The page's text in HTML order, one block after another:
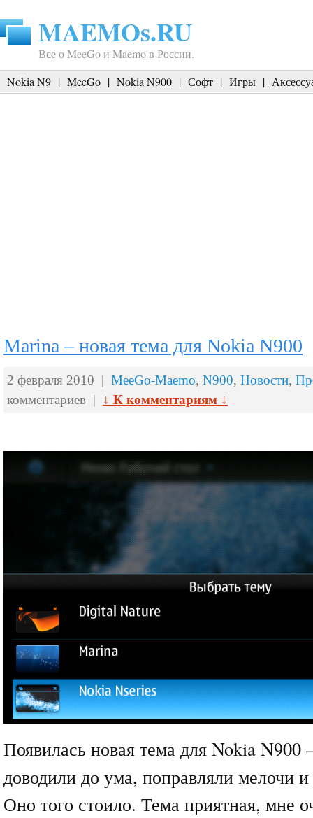
MAEMOs.RU
Все о MeeGo и Maemo в России.
Nokia N9 | MeeGo | Nokia N900 | Софт | Игры |
Marina – новая тема для Nokia N900
2 февраля 2010 | MeeGo-Maemo, N900, Новости,
комментариев | ↓ К комментариям ↓
Появилась новая тема для Nokia N900
доводили до ума, поправляли мелочи
Оно того стоило. Тема приятная, мне